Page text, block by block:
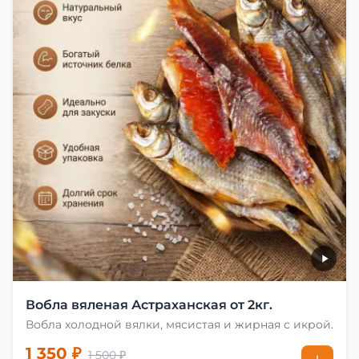
Вобла вяленая Астраханская от 2кг.
Вобла холодной вялки, мясистая и жирная с икрой.
1 350 ₽ 1 500 ₽